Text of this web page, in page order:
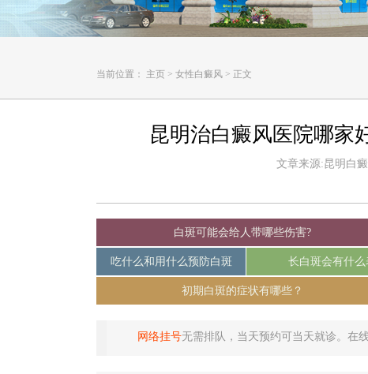
当前位置： 主页 > 女性白癜风 > 正文
昆明治白癜风医院哪家
文章来源:昆明白
白斑可能会给人带哪些伤害?
吃什么和用什么预防白斑 长白斑会有什么
初期白斑的症状有哪些？
网络挂号无需排队，当天预约可当天就诊。在